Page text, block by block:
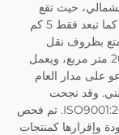
حيث تقع
بالقرب من الطريق السريع من بكين إلى شنغهاي، كما تبعد فقط 5 كم
بظروف نقل
مرورية مريحة للغاية. تغطي شركتنا مساحة 20000 متر مربع، ويعمل
وندعو على مدار العام
وقد نجحت
الشركة في اجتياز شهادة نظام الجودة الدولي ISO9001:2008. تم فحص
وإقرارها كمنتجات